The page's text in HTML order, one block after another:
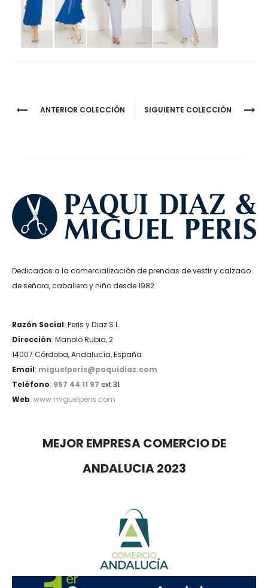
Project
ANTERIOR COLECCIÓN SIGUIENTE COLECCIÓN
Dedicados a la comercialización de prendas de vestir y calzado
de señora, caballero y niño desde 1982.
Razón Social: Peris y Diaz S.L.
Dirección: Manolo Rubia, 2
14007 Córdoba, Andalucía, España
Email: miguelperis@paquidiaz.com
Teléfono: 957 44 11 97 ext 31
Web: www.miguelperis.com
MEJOR EMPRESA COMERCIO DE
ANDALUCIA 2023